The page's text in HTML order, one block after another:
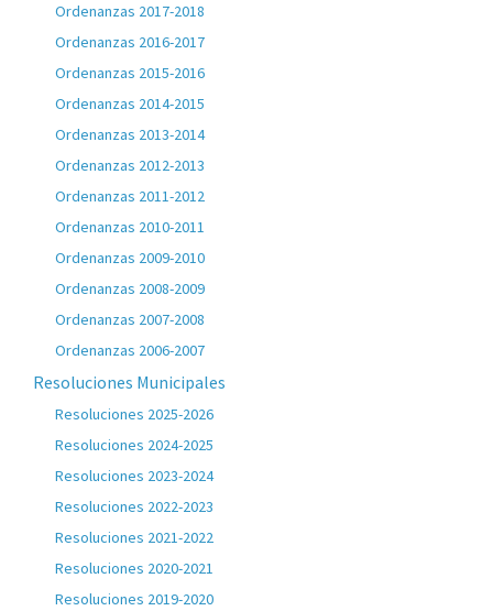
Ordenanzas 2017-2018
Ordenanzas 2016-2017
Ordenanzas 2015-2016
Ordenanzas 2014-2015
Ordenanzas 2013-2014
Ordenanzas 2012-2013
Ordenanzas 2011-2012
Ordenanzas 2010-2011
Ordenanzas 2009-2010
Ordenanzas 2008-2009
Ordenanzas 2007-2008
Ordenanzas 2006-2007
Resoluciones Municipales
Resoluciones 2025-2026
Resoluciones 2024-2025
Resoluciones 2023-2024
Resoluciones 2022-2023
Resoluciones 2021-2022
Resoluciones 2020-2021
Resoluciones 2019-2020